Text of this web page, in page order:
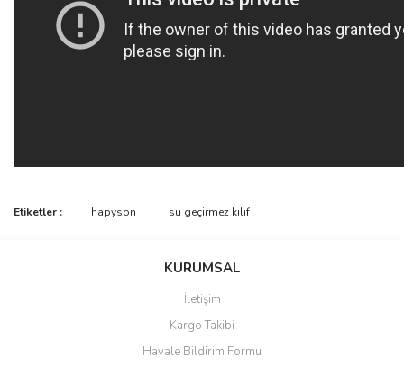
Yorum Yaz
Bu ürünün fiyat bilgisi, resim, ürün açıklamalarında ve diğer
Görüş ve önerileriniz için teşekkür ederiz.
Ürün resmi kalitesiz, bozuk veya görüntülenemiyor.
Ürün açıklamasında eksik bilgiler bulunuyor.
Ürün bilgilerinde hatalar bulunuyor.
Etiketler : hapyson su geçirmez kılıf
KURUMSAL
İletişim
Kargo Takibi
Havale Bildirim Formu